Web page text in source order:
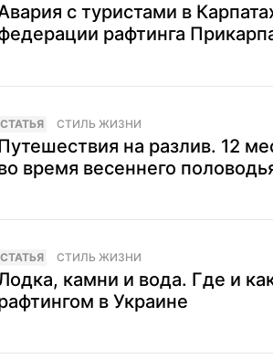
с туристами в
рафтинга
CТАТЬЯ СТИЛЬ ЖИЗНИ
на разлив. 12
время весеннего
CТАТЬЯ СТИЛЬ ЖИЗНИ
камни и вода. Где и
в Украине